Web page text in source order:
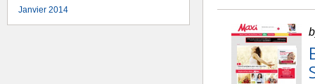
Janvier 2014